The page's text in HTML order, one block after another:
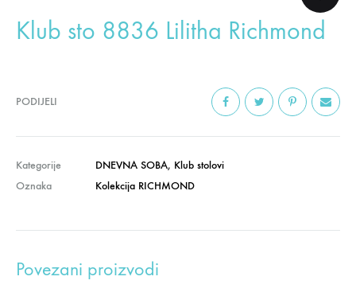
Klub sto 8836 Lilitha Richmond
PODIJELI
Kategorije DNEVNA SOBA, Klub stolovi
Oznaka
Kolekcija RICHMOND
Povezani proizvodi